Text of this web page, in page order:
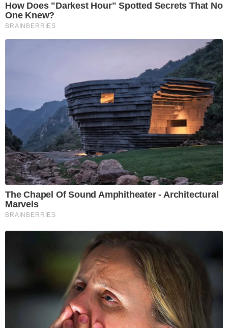
How Does "Darkest Hour" Spotted Secrets That No
One Knew?
BRAINBERRIES
The Chapel Of Sound Amphitheater - Architectural
Marvels
BRAINBERRIES